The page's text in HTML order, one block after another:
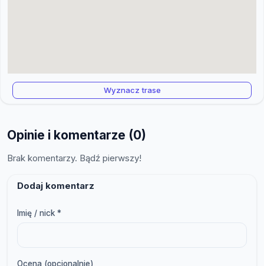
Wyznacz trase
Opinie i komentarze (0)
Brak komentarzy. Bądź pierwszy!
Dodaj komentarz
Imię / nick *
Ocena (opcjonalnie)